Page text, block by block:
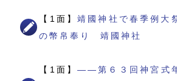
【1面】靖國神社で春季例大
の幣帛奉り 靖國神社
【1面】――第６３回神宮